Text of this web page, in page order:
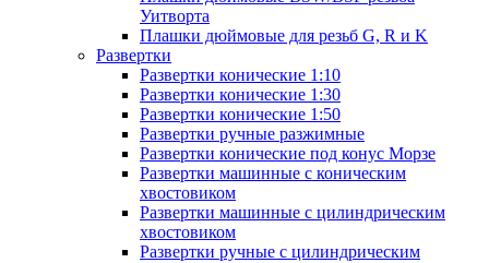
Уитворта
Плашки дюймовые для резьб G, R и K
Развертки
Развертки конические 1:10
Развертки конические 1:30
Развертки конические 1:50
Развертки ручные разжимные
Развертки конические под конус Морзе
Развертки машинные с коническим
хвостовиком
Развертки машинные с цилиндрическим
хвостовиком
Развертки ручные с цилиндрическим